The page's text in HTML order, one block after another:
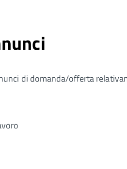
di domanda/offerta